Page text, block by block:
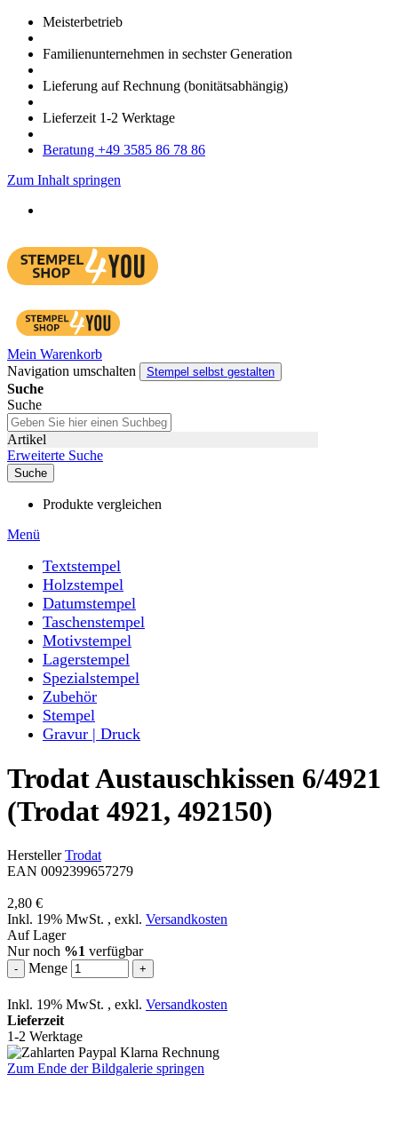
Meister­betrieb
Familien­unter­nehmen in sechster Gene­ration
Lieferung auf Rech­nung (bonitätsabhängig)
Liefer­zeit 1-2 Werk­tage
Bera­tung +49 3585 86 78 86
Zum Inhalt springen
Mein Warenkorb
Navigation umschalten
Stempel selbst gestalten
Suche
Suche
Artikel
Erweiterte Suche
Suche
Produkte vergleichen
Menü
Textstempel
Holzstempel
Datumstempel
Taschenstempel
Motivstempel
Lagerstempel
Spezialstempel
Zubehör
Stempel
Gravur | Druck
Trodat Austauschkissen 6/4921
(Trodat 4921, 492150)
HerstellerTrodat
EAN 0092399657279
2,80 €
Inkl. 19% MwSt. , exkl. Versandkosten
Auf Lager
Nur noch %1 verfügbar
- Menge +
Inkl. 19% MwSt. , exkl. Versandkosten
Lieferzeit
1-2 Werktage
Zum Ende der Bildgalerie springen